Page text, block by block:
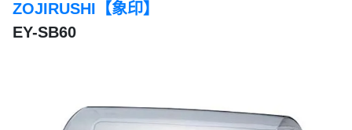
ZOJIRUSHI【象印】
EY-SB60